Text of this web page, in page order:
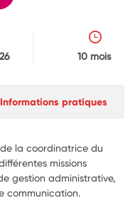
10 mois
Informations pratiques
la coordinatrice du
missions
gestion administrative,
communication.